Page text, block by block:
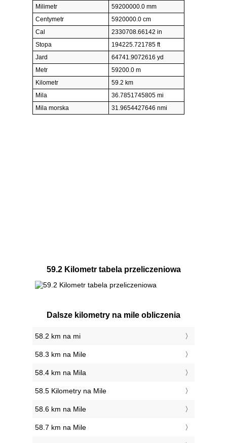
Milimetr
59200000.0 mm
Centymetr
5920000.0 cm
Cal
2330708.66142 in
Stopa
194225.721785 ft
Jard
64741.9072616 yd
Metr
59200.0 m
Kilometr
59.2 km
Mila
36.7851745805 mi
Mila morska
31.9654427646 nmi
59.2 Kilometr tabela przeliczeniowa
Dalsze kilometry na mile obliczenia
58.2 km na mi
58.3 km na Mile
58.4 km na Mila
58.5 Kilometry na Mile
58.6 km na Mile
58.7 km na Mile